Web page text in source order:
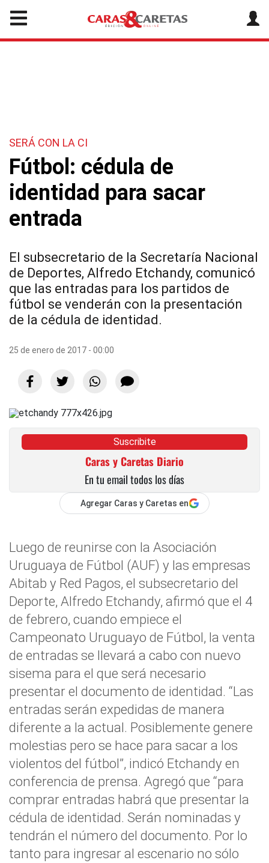
SERÁ CON LA CI
Fútbol: cédula de
identidad para sacar
entrada
El subsecretario de la Secretaría Nacional
de Deportes, Alfredo Etchandy, comunicó
que las entradas para los partidos de
fútbol se venderán con la presentación
de la cédula de identidad.
25 de enero de 2017 - 00:00
Suscribite
Caras y Caretas Diario
En tu email todos los días
Agregar Caras y Caretas en
Luego de reunirse con la Asociación
Uruguaya de Fútbol (AUF) y las empresas
Abitab y Red Pagos, el subsecretario del
Deporte, Alfredo Etchandy, afirmó que el 4
de febrero, cuando empiece el
Campeonato Uruguayo de Fútbol, la venta
de entradas se llevará a cabo con nuevo
sisema para el que será necesario
presentar el documento de identidad. “Las
entradas serán expedidas de manera
diferente a la actual. Posiblemente genere
molestias pero se hace para sacar a los
violentos del fútbol”, indicó Etchandy en
conferencia de prensa. Agregó que “para
comprar entradas habrá que presentar la
cédula de identidad. Serán nominadas y
tendrán el número del documento. Por lo
tanto para ingresar al escenario no sólo